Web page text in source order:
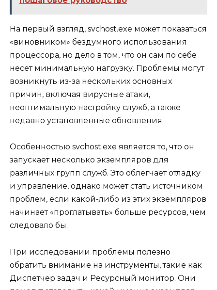
На первый взгляд, svchost.exe может показаться
«виновником» бездумного использования
процессора, но дело в том, что он сам по себе
несет минимальную нагрузку. Проблемы могут
возникнуть из-за нескольких основных
причин, включая вирусные атаки,
неоптимальную настройку служб, а также
недавно установленные обновления.
Особенностью svchost.exe является то, что он
запускает несколько экземпляров для
различных групп служб. Это облегчает отладку
и управление, однако может стать источником
проблем, если какой-либо из этих экземпляров
начинает «проглатывать» больше ресурсов, чем
следовало бы.
При исследовании проблемы полезно
обратить внимание на инструменты, такие как
Диспетчер задач и Ресурсный монитор. Они